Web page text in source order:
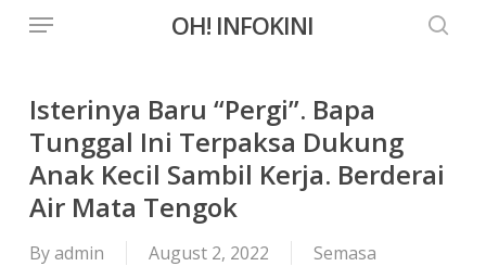
content
OH! INFOKINI
Menu
Isterinya Baru “Pergi”. Bapa
Tunggal Ini Terpaksa Dukung
Anak Kecil Sambil Kerja. Berderai
Air Mata Tengok
Byadmin August 2, 2022 Semasa